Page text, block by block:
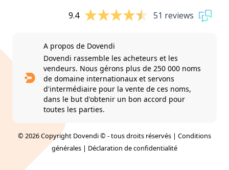
9.4 51 reviews
A propos de Dovendi
Dovendi rassemble les acheteurs et les
vendeurs. Nous gérons plus de 250 000 noms
de domaine internationaux et servons
d'intermédiaire pour la vente de ces noms,
dans le but d'obtenir un bon accord pour
toutes les parties.
© 2026 Copyright Dovendi © - tous droits réservés | Conditions
générales | Déclaration de confidentialité